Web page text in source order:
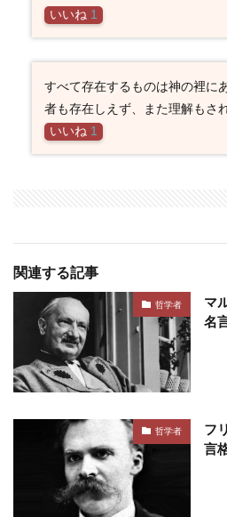
いいね 1
すべて存在するものは神の裡に
者も存在しえず、また理解もさ
いいね 1
関連する記事
哲学者
マ
名
哲学者
フ
言